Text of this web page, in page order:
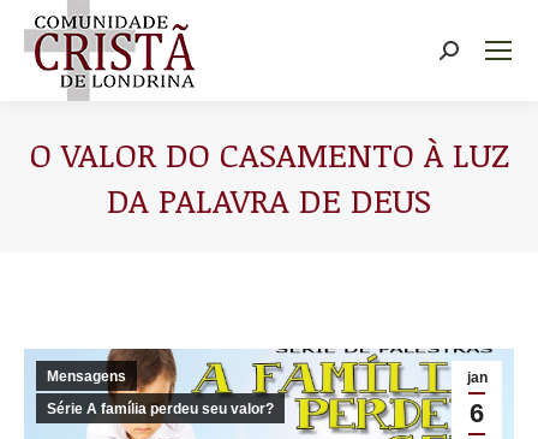
Buscar
O VALOR DO CASAMENTO À LUZ
DA PALAVRA DE DEUS
jan
6
Mensagens
Série A família perdeu seu valor?